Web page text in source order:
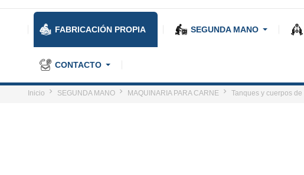
FABRICACIÓN PROPIA SEGUNDA MANO
CONTACTO
Inicio SEGUNDA MANO MAQUINARIA PARA CARNE Tanques y cuerpos